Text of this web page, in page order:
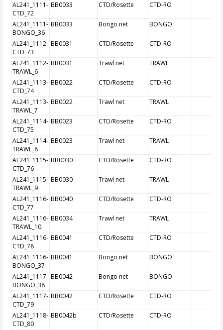
AL241_1111-
CTD_72
BB0033 CTD/Rosette CTD-RO
AL241_1111-
BONGO_36
BB0033 Bongo net BONGO
AL241_1112-
CTD_73
BB0031 CTD/Rosette CTD-RO
AL241_1112-
TRAWL_6
BB0031 Trawl net TRAWL
AL241_1113-
CTD_74
BB0022 CTD/Rosette CTD-RO
AL241_1113-
TRAWL_7
BB0022 Trawl net TRAWL
AL241_1114-
CTD_75
BB0023 CTD/Rosette CTD-RO
AL241_1114-
TRAWL_8
BB0023 Trawl net TRAWL
AL241_1115-
CTD_76
BB0030 CTD/Rosette CTD-RO
AL241_1115-
TRAWL_9
BB0030 Trawl net TRAWL
AL241_1116-
CTD_77
BB0040 CTD/Rosette CTD-RO
AL241_1116-
TRAWL_10
BB0034 Trawl net TRAWL
AL241_1116-
CTD_78
BB0041 CTD/Rosette CTD-RO
AL241_1116-
BONGO_37
BB0041 Bongo net BONGO
AL241_1117-
BONGO_38
BB0042 Bongo net BONGO
AL241_1117-
CTD_79
BB0042 CTD/Rosette CTD-RO
AL241_1118-
CTD_80
BB0042b CTD/Rosette CTD-RO